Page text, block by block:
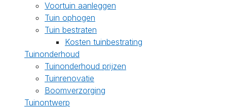
Voortuin aanleggen
Tuin ophogen
Tuin bestraten
Kosten tuinbestrating
Tuinonderhoud
Tuinonderhoud prijzen
Tuinrenovatie
Boomverzorging
Tuinontwerp